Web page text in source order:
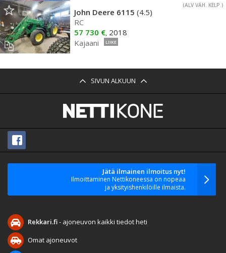
(ALV VÄH. KELP.)
John Deere 6115 (4.5)
RC
57 730 €, 2018
Kajaani
LIIKE
SIVUN ALKUUN
Jätä ilmainen ilmoitus nyt!
Ilmoittaminen Nettikoneessa on nopeaa
ja yksityishenkilöille ilmaista.
Rekkari.fi- ajoneuvon kaikki tiedot heti
Omat ajoneuvot